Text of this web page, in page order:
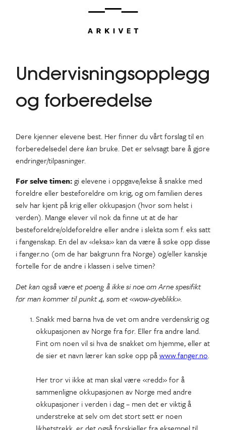
Undervisningsopplegg
og forberedelse
Dere kjenner elevene best. Her finner du vårt forslag til en
forberedelsedel dere kan bruke. Det er selvsagt bare å gjøre
endringer/tilpasninger.
Før selve timen:gi elevene i oppgave/lekse å snakke med
foreldre eller besteforeldre om krig, og om familien deres
selv har kjent på krig eller okkupasjon (hvor som helst i
verden). Mange elever vil nok da finne ut at de har
besteforeldre/oldeforeldre eller andre i slekta som f. eks satt
i fangenskap. En del av «leksa» kan da være å søke opp disse
i fanger.no (om de har bakgrunn fra Norge) og/eller kanskje
fortelle for de andre i klassen i selve timen?
Det kan også være et poeng å ikke si noe om Arne spesifikt
før man kommer til punkt 4, som et «wow-øyeblikk».
Snakk med barna hva de vet om andre verdenskrig og
okkupasjonen av Norge fra før. Eller fra andre land.
Fint om noen vil si hva de snakket om hjemme, eller at
de sier et navn lærer kan søke opp påwww.fanger.no.
Her tror vi ikke at man skal være «redd» for å
sammenligne okkupasjonen av Norge med andre
okkupasjoner i verden i dag – men det er viktig å
understreke at selv om det stort sett er noen